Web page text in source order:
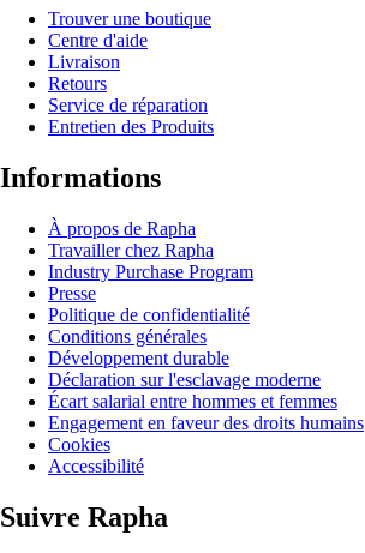
Trouver une boutique
Centre d'aide
Livraison
Retours
Service de réparation
Entretien des Produits
Informations
À propos de Rapha
Travailler chez Rapha
Industry Purchase Program
Presse
Politique de confidentialité
Conditions générales
Développement durable
Déclaration sur l'esclavage moderne
Écart salarial entre hommes et femmes
Engagement en faveur des droits humains
Cookies
Accessibilité
Suivre Rapha